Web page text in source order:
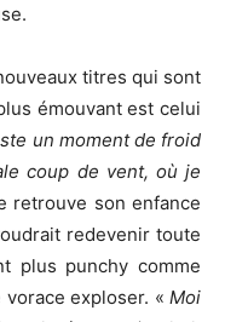
titres qui sont
émouvant est celui
un moment de froid
coup de vent, où je
retrouve son enfance
redevenir toute
plus punchy comme
exploser. « Moi